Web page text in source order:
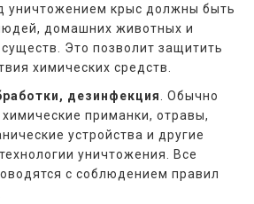
уничтожением крыс должны быть
домашних животных и
Это позволит защитить
химических средств.
дезинфекция
. Обычно
приманки, отравы,
устройства и другие
уничтожения. Все
с соблюдением правил